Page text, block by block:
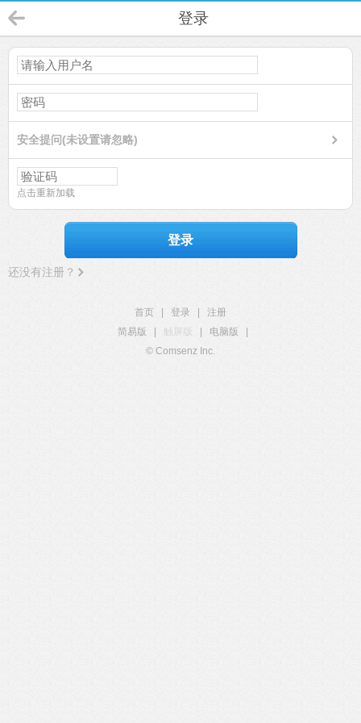
登录
安全提问(未设置请忽略)
点击重新加载
登录
还没有注册？
首页 登录
注册
简易版
触屏版 电脑版
© Comsenz Inc.